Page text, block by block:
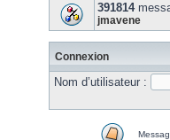
391814
jmavene
Connexion
Nom d’utilisateur :